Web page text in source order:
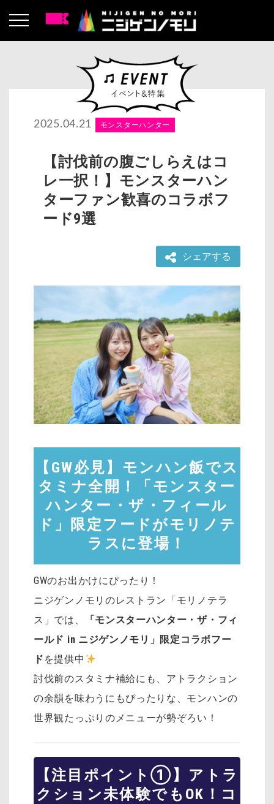
2025.04.21 モンスターハンター
【討伐前の腹ごしらえはコ
レ一択！】モンスターハン
ターファン歓喜のコラボフ
ード9選
シェアする
【GW必見】モンハン飯でス
タミナ全開！「モンスター
ハンター・ザ・フィール
ド」限定フードがモリノテ
ラスに登場！
GWのお出かけにぴったり！
ニジゲンノモリのレストラン「モリノテラ
ス」では、
「モンスターハンター・ザ・フィ
ールド in ニジゲンノモリ」限定コラボフー
ド を提供中
討伐前のスタミナ補給にも、アトラクション
の余韻を味わうにもぴったりな、モンハンの
世界観たっぷりのメニューが勢ぞろい！
【注目ポイント①】アトラ
クション未体験でもOK！コ